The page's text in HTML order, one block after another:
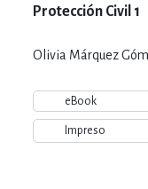
Protección Civil 1
Olivia Márquez
eBook
Impreso